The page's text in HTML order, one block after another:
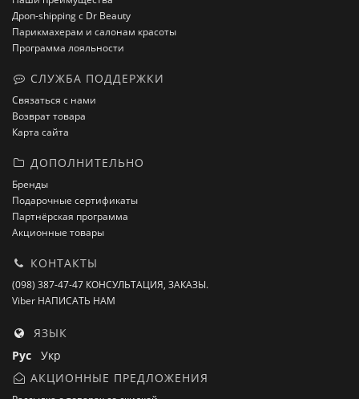
Дроп-shipping с Dr Beauty
Парикмахерам и салонам красоты
Программа лояльности
СЛУЖБА ПОДДЕРЖКИ
Связаться с нами
Возврат товара
Карта сайта
ДОПОЛНИТЕЛЬНО
Бренды
Подарочные сертификаты
Партнёрская программа
Акционные товары
КОНТАКТЫ
(098) 387-47-47 КОНСУЛЬТАЦИЯ, ЗАКАЗЫ.
Viber НАПИСАТЬ НАМ
ЯЗЫК
Рус Укр
АКЦИОННЫЕ ПРЕДЛОЖЕНИЯ